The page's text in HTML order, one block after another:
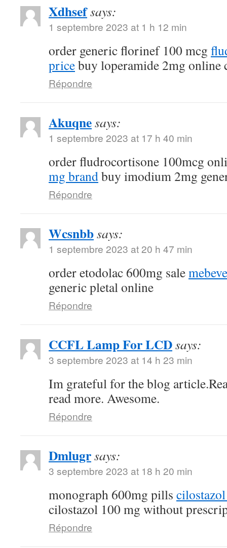
Xdhsefsays:
1 septembre 2023 at 1 h 12 min
order generic florinef 100 mcg
pricebuy loperamide 2mg online
Répondre
Akuqnesays:
1 septembre 2023 at 17 h 40 min
order fludrocortisone 100mcg
mg brandbuy imodium 2mg
Répondre
Wcsnbbsays:
1 septembre 2023 at 20 h 47 min
order etodolac 600mg sale
generic pletal online
Répondre
CCFL Lamp For LCDsays:
3 septembre 2023 at 14 h 23 min
Im grateful for the blog
read more. Awesome.
Répondre
Dmlugrsays:
3 septembre 2023 at 18 h 20 min
monograph 600mg pills
cilostazol 100 mg without
Répondre